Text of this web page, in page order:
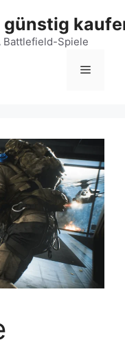
günstig
Battlefield-Spiele
Menü